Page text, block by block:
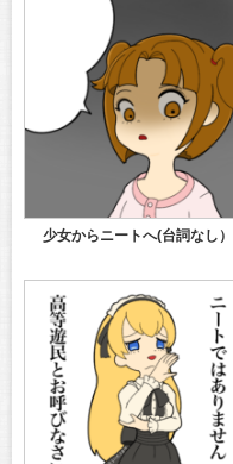
少女からニートへ(台詞なし）